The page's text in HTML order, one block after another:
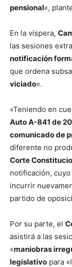
pensional«,
En la víspera,
las sesiones
notificación
que ordena
viciado«.
«Teniendo en
Auto A-841 de
comunicado de
diferente no
Corte
notificación,
incurrir
partido de
Por su parte, el
asistirá a las
«maniobras
legislativo para